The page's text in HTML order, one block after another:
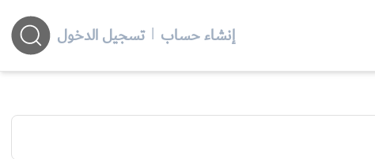
إنشاء حساب | تسجيل الدخول